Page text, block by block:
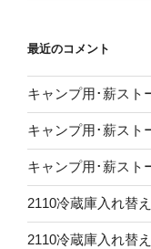
最近のコメント
キャンプ用･薪ス
キャンプ用･薪ス
キャンプ用･薪ス
2110冷蔵庫入れ替
2110冷蔵庫入れ替